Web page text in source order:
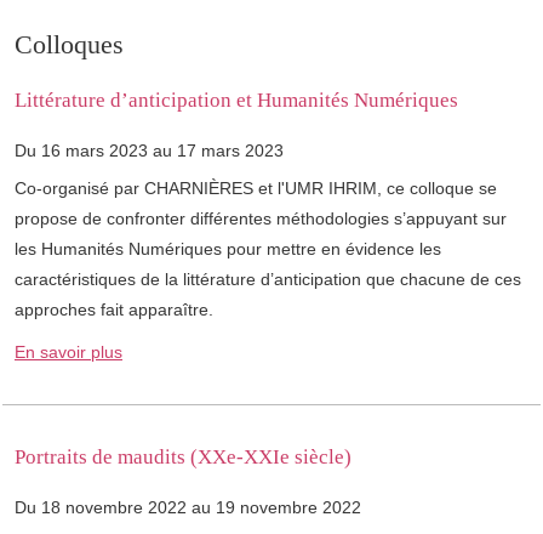
Colloques
Littérature d’anticipation et Humanités Numériques
Du 16 mars 2023 au 17 mars 2023
Co-organisé par CHARNIÈRES et l'UMR IHRIM, ce colloque se
propose de confronter différentes méthodologies s’appuyant sur
les Humanités Numériques pour mettre en évidence les
caractéristiques de la littérature d’anticipation que chacune de ces
approches fait apparaître.
En savoir plus
Portraits de maudits (XXe-XXIe siècle)
Du 18 novembre 2022 au 19 novembre 2022